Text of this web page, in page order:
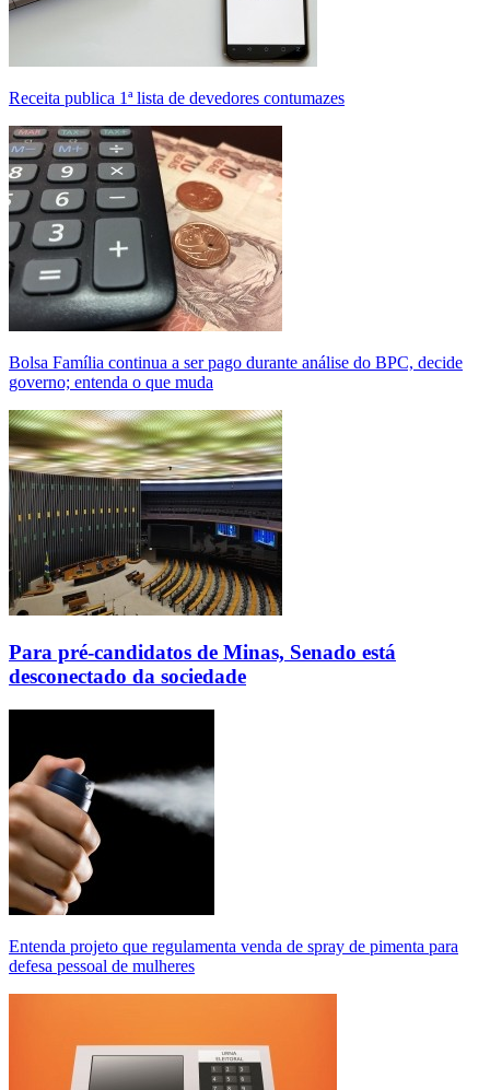
Receita publica 1ª lista de devedores contumazes
Bolsa Família continua a ser pago durante análise do BPC, decide
governo; entenda o que muda
Para pré-candidatos de Minas, Senado está
desconectado da sociedade
Entenda projeto que regulamenta venda de spray de pimenta para
defesa pessoal de mulheres